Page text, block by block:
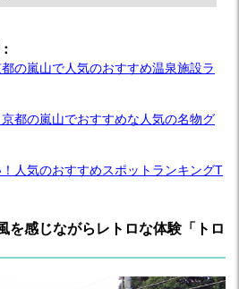
の嵐山で人気のおすすめ温泉施設ラ
都の嵐山でおすすめな人気の名物グ
人気のおすすめスポットランキングT
を感じながらレトロな体験「トロ